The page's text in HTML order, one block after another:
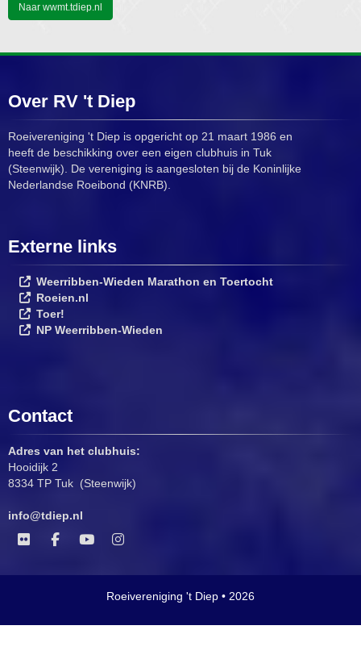
Naar wwmt.tdiep.nl
Over RV 't Diep
Roeivereniging 't Diep is opgericht op 21 maart 1986 en
heeft de beschikking over een eigen clubhuis in Tuk
(Steenwijk). De vereniging is aangesloten bij de Koninlijke
Nederlandse Roeibond (KNRB).
Externe links
Weerribben-Wieden Marathon en Toertocht
Roeien.nl
Toer!
NP Weerribben-Wieden
Contact
Adres van het clubhuis:
Hooidijk 2
8334 TP Tuk (Steenwijk)
ofni@tdiep.nl
Roeivereniging 't Diep • 2026